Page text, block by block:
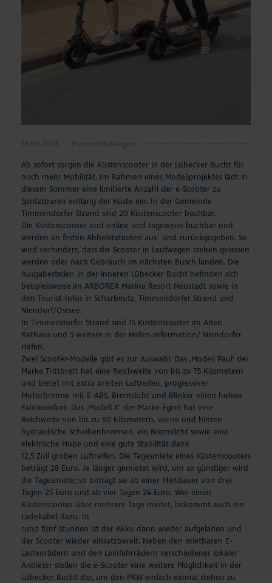
Ab sofort sorgen die Küstenscooter in der Lübecker Bucht für
noch mehr Mobilität. Im Rahmen eines Modellprojektes lädt in
diesem Sommer eine limitierte Anzahl der e-Scooter zu
Spritztouren entlang der Küste ein. In der Gemeinde
Timmendorfer Strand sind 20 Küstenscooter buchbar.
Die Küstenscooter sind online und tageweise buchbar und
werden an festen Abholstationen aus- und zurückgegeben. So
wird verhindert, dass die Scooter in Laufwegen stehen gelassen
werden oder nach Gebrauch im nächsten Busch landen. Die
Ausgabestellen in der inneren Lübecker Bucht befinden sich
beispielsweise im ARBOREA Marina Resort Neustadt sowie in
den Tourist-Infos in Scharbeutz, Timmendorfer Strand und
Niendorf/Ostsee.
In Timmendorfer Strand sind 15 Küstenscooter im Alten
Rathaus und 5 weitere in der Hafen-Information/ Niendorfer
Hafen.
Zwei Scooter-Modelle gibt es zur Auswahl: Das ‚Modell Paul‘ der
Marke Trittbrett hat eine Reichweite von bis zu 75 Kilometern
und bietet mit extra breiten Luftreifen, progressiver
Motorbremse mit E-ABS, Bremslicht und Blinker einen hohen
Fahrkomfort. Das ‚Modell X‘ der Marke Egret hat eine
Reichweite von bis zu 60 Kilometern, vorne und hinten
hydraulische Scheibenbremsen, ein Bremslicht sowie eine
elektrische Hupe und eine gute Stabilität dank
12,5 Zoll großen Luftreifen. Die Tagesmiete eines Küstenscooters
beträgt 28 Euro. Je länger gemietet wird, um so günstiger wird
die Tagesmiete; so beträgt sie ab einer Mietdauer von drei
Tagen 25 Euro und ab vier Tagen 24 Euro. Wer einen
Küstenscooter über mehrere Tage mietet, bekommt auch ein
Ladekabel dazu. In
rund fünf Stunden ist der Akku dann wieder aufgeladen und
der Scooter wieder einsatzbereit. Neben den mietbaren E-
Lastenrädern und den Leihfahrrädern verschiedener lokaler
Anbieter stellen die e-Scooter eine weitere Möglichkeit in der
Lübecker Bucht dar, um den PKW einfach einmal stehen zu